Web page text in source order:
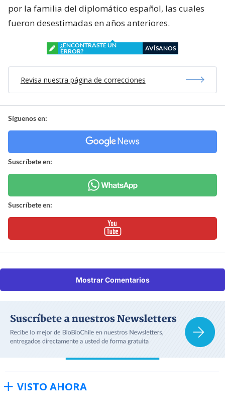
por la familia del diplomático español, las cuales
fueron desestimadas en años anteriores.
¿ENCONTRASTE UN
ERROR?
AVÍSANOS
Revisa nuestra página de correcciones
Síguenos en:
Suscríbete en:
Suscríbete en:
Mostrar Comentarios
VISTO AHORA